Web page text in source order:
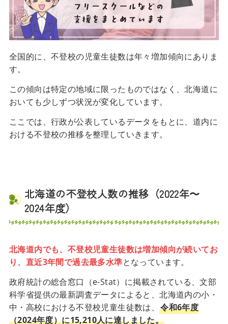
全国的に、不登校の児童生徒数は年々増加傾向にありま
す。
この傾向は特定の地域に限ったものではなく、北海道に
おいても少しずつ状況が変化しています。
ここでは、行政が公表しているデータをもとに、道内に
おける不登校の推移を整理していきます。
北海道の不登校人数の推移（2022年〜
2024年度）
北海道内でも、不登校児童生徒数は増加傾向が続いてお
り、直近3年間で過去最多水準となっています。
政府統計の総合窓口（e-Stat）に掲載されている、文部
科学省提供の最新調査データによると、北海道内の小・
中・高校における不登校児童生徒数は、令和6年度
（2024年度）に15,210人に達しました。